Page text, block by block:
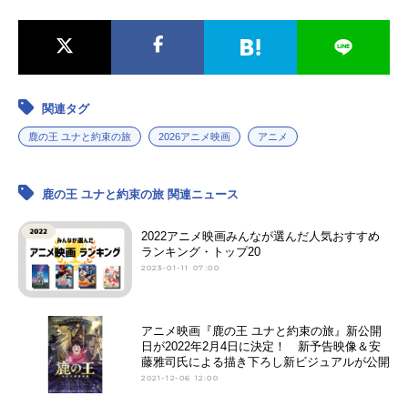
関連タグ
鹿の王 ユナと約束の旅 2026アニメ映画 アニメ
鹿の王 ユナと約束の旅 関連ニュース
2022アニメ映画みんなが選んだ人気おすすめ
ランキング・トップ20
2023-01-11 07:00
アニメ映画『鹿の王 ユナと約束の旅』新公開
日が2022年2月4日に決定！ 新予告映像＆安
藤雅司氏による描き下ろし新ビジュアルが公開
2021-12-06 12:00